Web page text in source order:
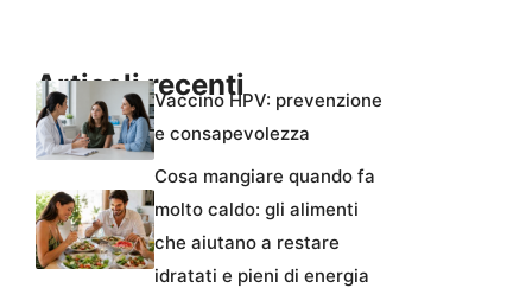
Articoli recentiVaccino HPV: prevenzione
e consapevolezza
Cosa mangiare quando fa
molto caldo: gli alimenti
che aiutano a restare
idratati e pieni di energia